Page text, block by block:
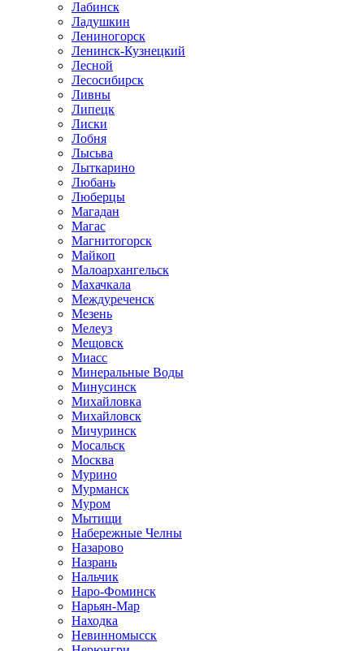
Лабинск
Ладушкин
Лениногорск
Ленинск-Кузнецкий
Лесной
Лесосибирск
Ливны
Липецк
Лиски
Лобня
Лысьва
Лыткарино
Любань
Люберцы
Магадан
Магас
Магнитогорск
Майкоп
Малоархангельск
Махачкала
Междуреченск
Мезень
Мелеуз
Мещовск
Миасс
Минеральные Воды
Минусинск
Михайловка
Михайловск
Мичуринск
Мосальск
Москва
Мурино
Мурманск
Муром
Мытищи
Набережные Челны
Назарово
Назрань
Нальчик
Наро-Фоминск
Нарьян-Мар
Находка
Невинномысск